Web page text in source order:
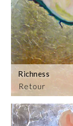
Retour
Richness